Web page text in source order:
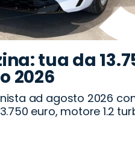
tua da
2026
ad agosto 2026
euro, motore 1.2